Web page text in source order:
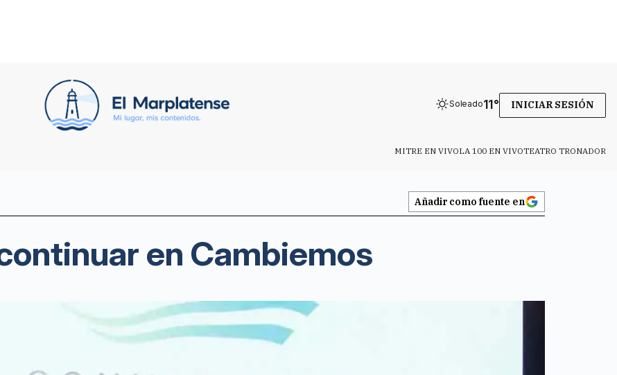
Soleado11° INICIAR SESIÓN
MITRE EN VIVOLA 100 EN VIVOTEATRO TRONADOR
Añadir como fuente en
en Cambiemos